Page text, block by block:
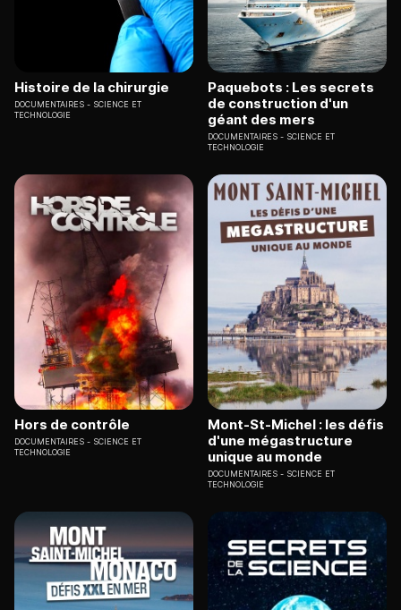
Histoire de la chirurgie
DOCUMENTAIRES
SCIENCE ET
TECHNOLOGIE
Paquebots : Les secrets
de construction d'un
géant des mers
DOCUMENTAIRES
SCIENCE ET
TECHNOLOGIE
Hors de contrôle
DOCUMENTAIRES
SCIENCE ET
TECHNOLOGIE
Mont-St-Michel : les défis
d'une mégastructure
unique au monde
DOCUMENTAIRES
SCIENCE ET
TECHNOLOGIE